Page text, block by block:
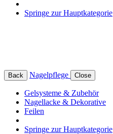
Springe zur Hauptkategorie
Back Nagelpflege Close
Gelsysteme & Zubehör
Nagellacke & Dekorative
Feilen
Springe zur Hauptkategorie